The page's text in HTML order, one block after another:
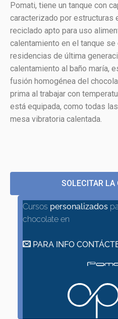
Pomati, tiene un tanque con
caracterizado por estructuras
reciclado apto para uso
calentamiento en el tanque
residencias de última
calentamiento al baño maría,
fusión homogénea del
prima al trabajar con
está equipada, como todas
mesa vibratoria calentada.
SOLECITAR
Cursos personalizados
chocolate en
PARA INFO